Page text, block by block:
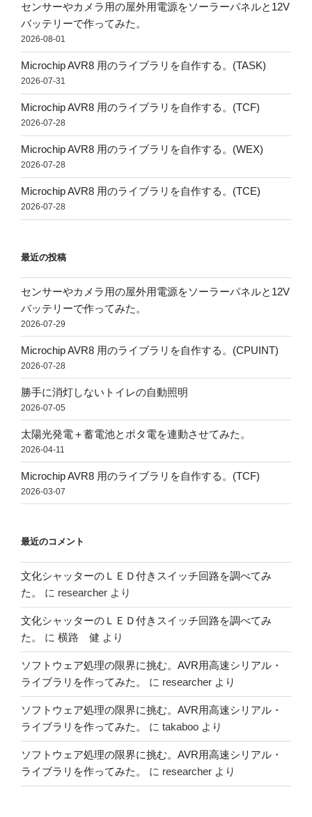
センサーやカメラ用の屋外用電源をソーラーパネルと12V
バッテリーで作ってみた。
2026-08-01
Microchip AVR8 用のライブラリを自作する。(TASK)
2026-07-31
Microchip AVR8 用のライブラリを自作する。(TCF)
2026-07-28
Microchip AVR8 用のライブラリを自作する。(WEX)
2026-07-28
Microchip AVR8 用のライブラリを自作する。(TCE)
2026-07-28
最近の投稿
センサーやカメラ用の屋外用電源をソーラーパネルと12V
バッテリーで作ってみた。
2026-07-29
Microchip AVR8 用のライブラリを自作する。(CPUINT)
2026-07-28
勝手に消灯しないトイレの自動照明
2026-07-05
太陽光発電＋蓄電池とポタ電を連動させてみた。
2026-04-11
Microchip AVR8 用のライブラリを自作する。(TCF)
2026-03-07
最近のコメント
文化シャッターのＬＥＤ付きスイッチ回路を調べてみ
た。
に researcher より
文化シャッターのＬＥＤ付きスイッチ回路を調べてみ
た。
に 横路 健 より
ソフトウェア処理の限界に挑む。AVR用高速シリアル・
ライブラリを作ってみた。
に researcher より
ソフトウェア処理の限界に挑む。AVR用高速シリアル・
ライブラリを作ってみた。
に takaboo より
ソフトウェア処理の限界に挑む。AVR用高速シリアル・
ライブラリを作ってみた。
に researcher より